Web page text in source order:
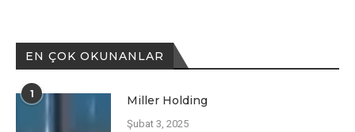
EN ÇOK OKUNANLAR
1 Miller Holding
Şubat 3, 2025